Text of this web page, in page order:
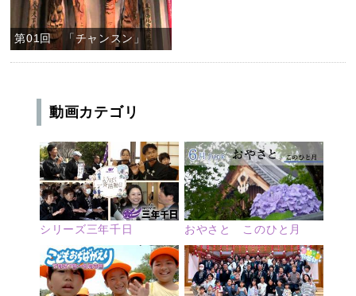
第01回 「チャンスン」
動画カテゴリ
シリーズ三年千日 おやさと このひと月